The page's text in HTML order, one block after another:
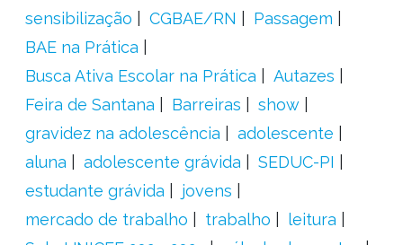
sensibilização
CGBAE/RN
Passagem
BAE na Prática
Busca Ativa Escolar na Prática
Autazes
Feira de Santana
Barreiras
show
gravidez na adolescência
adolescente
aluna
adolescente grávida
SEDUC-PI
estudante grávida
jovens
mercado de trabalho
trabalho
leitura